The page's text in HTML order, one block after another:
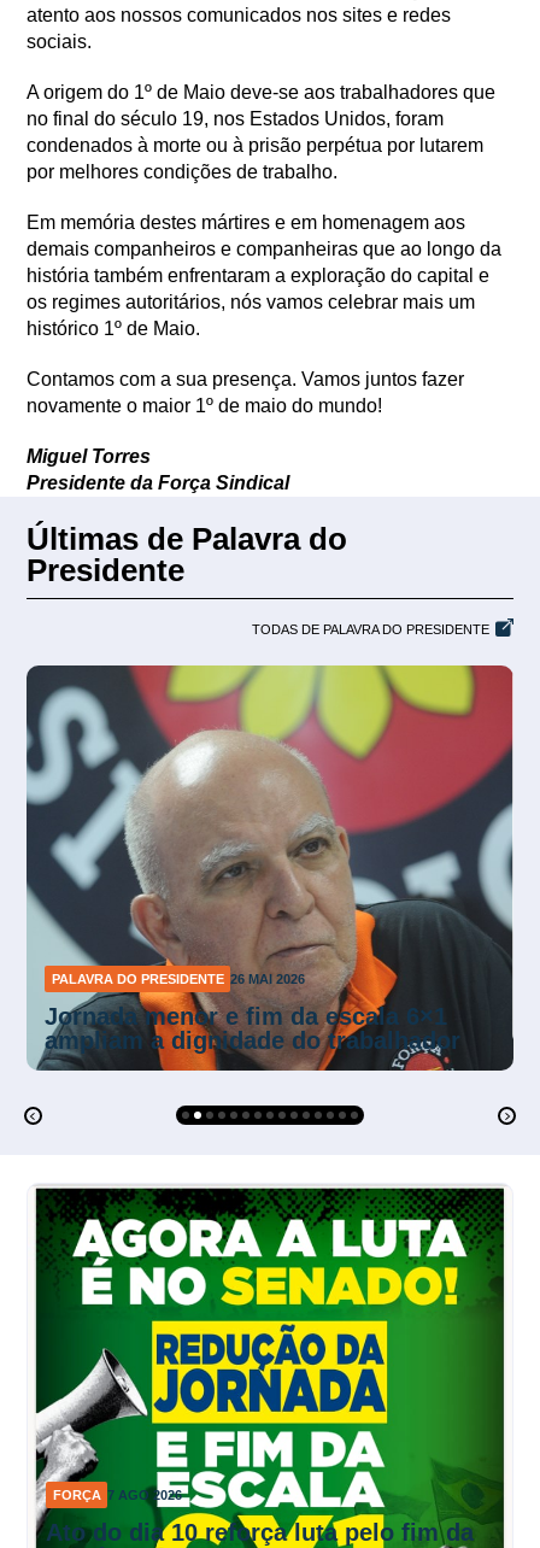
atento aos nossos comunicados nos sites e redes
sociais.
A origem do 1º de Maio deve-se aos trabalhadores que
no final do século 19, nos Estados Unidos, foram
condenados à morte ou à prisão perpétua por lutarem
por melhores condições de trabalho.
Em memória destes mártires e em homenagem aos
demais companheiros e companheiras que ao longo da
história também enfrentaram a exploração do capital e
os regimes autoritários, nós vamos celebrar mais um
histórico 1º de Maio.
Contamos com a sua presença. Vamos juntos fazer
novamente o maior 1º de maio do mundo!
Miguel Torres
Presidente da Força Sindical
Últimas de Palavra do
Presidente
TODAS DE PALAVRA DO PRESIDENTE
PALAVRA DO PRESIDENTE 1 MAI 2026
O 1º de Maio e a redução da jornada
FORÇA 7 AGO 2026
Ato do dia 10 reforça luta pelo fim da
escala 6×1